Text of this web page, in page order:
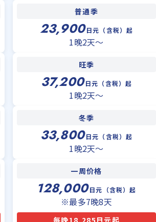
普通季
23,900 日元（含税）起
1晚2天〜
旺季
37,200 日元（含税）起
1晚2天〜
冬季
33,800 日元（含税）起
1晚2天〜
一周价格
128,000 日元（含税）起
※最多7晚8天